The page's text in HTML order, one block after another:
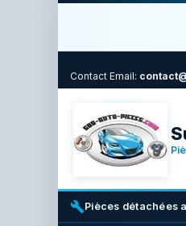
Contact Email:
buildPièces détachées